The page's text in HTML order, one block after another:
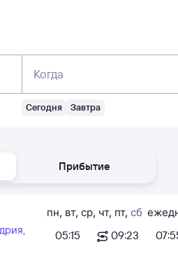
Когда
Сегодня Завтра
Прибытие
пн, вт, ср, чт, пт, сб
05:15
09:23